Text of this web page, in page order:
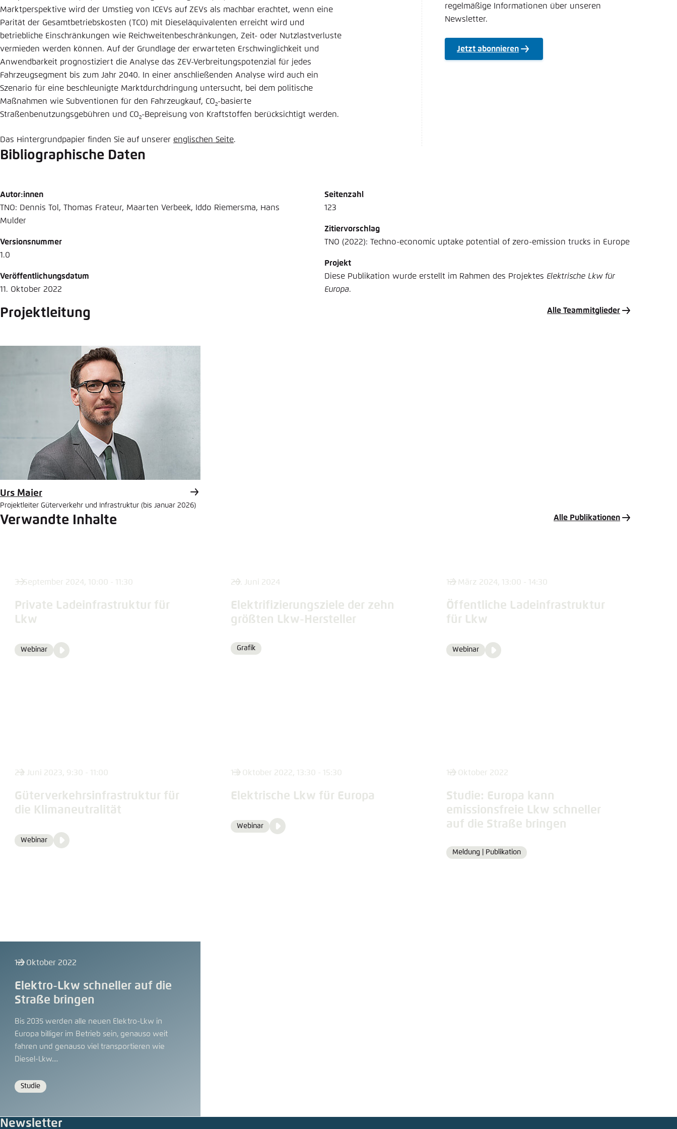
Marktperspektive wird der Umstieg von ICEVs auf ZEVs als machbar erachtet, wenn eine
Parität der Gesamtbetriebskosten (TCO) mit Dieseläquivalenten erreicht wird und
betriebliche Einschränkungen wie Reichweitenbeschränkungen, Zeit- oder Nutzlastverluste
vermieden werden können. Auf der Grundlage der erwarteten Erschwinglichkeit und
Anwendbarkeit prognostiziert die Analyse das ZEV-Verbreitungspotenzial für jedes
Fahrzeugsegment bis zum Jahr 2040. In einer anschließenden Analyse wird auch ein
Szenario für eine beschleunigte Marktdurchdringung untersucht, bei dem politische
Maßnahmen wie Subventionen für den Fahrzeugkauf, CO2-basierte
Straßenbenutzungsgebühren und CO2-Bepreisung von Kraftstoffen berücksichtigt werden.
Das Hintergrundpapier finden Sie auf unserer englischen Seite.
regelmäßige Informationen über unseren
Newsletter.
Jetzt abonnieren
Bibliographische Daten
Autor:innen
TNO: Dennis Tol, Thomas Frateur, Maarten Verbeek, Iddo Riemersma, Hans
Mulder
Versionsnummer
1.0
Veröffentlichungsdatum
11. Oktober 2022
Seitenzahl
123
Zitiervorschlag
TNO (2022): Techno-economic uptake potential of zero-emission trucks in Europe
Projekt
Diese Publikation wurde erstellt im Rahmen des Projektes Elektrische Lkw für
Europa.
Projektleitung
Urs Maier
Projektleiter Güterverkehr und Infrastruktur (bis Januar 2026)
Alle Teammitglieder
Verwandte Inhalte
3. September 2024, 10:00 - 11:30
Private Ladeinfrastruktur für
Lkw
Format
Webinar
Media
Video
26. Juni 2024
Elektrifizierungsziele der zehn
größten Lkw-Hersteller
Format
Grafik
12. März 2024, 13:00 - 14:30
Öffentliche Ladeinfrastruktur
für Lkw
Format
Webinar
Media
Video
27. Juni 2023, 9:30 - 11:00
Güterverkehrsinfrastruktur für
die Klimaneutralität
Format
Webinar
Media
Video
13. Oktober 2022, 13:30 - 15:30
Elektrische Lkw für Europa
Format
Webinar
Media
Video
12. Oktober 2022
Studie: Europa kann
emissionsfreie Lkw schneller
auf die Straße bringen
Format
Meldung | Publikation
12. Oktober 2022
Elektro-Lkw schneller auf die
Straße bringen
Bis 2035 werden alle neuen Elektro-Lkw in
Europa billiger im Betrieb sein, genauso weit
fahren und genauso viel transportieren wie
Diesel-Lkw....
Format
Studie
Alle Publikationen
Newsletter
Anmelden
Noch kein Benutzerkonto?
Abbrechen
Einstellung für diese Webseite im Browser speichern